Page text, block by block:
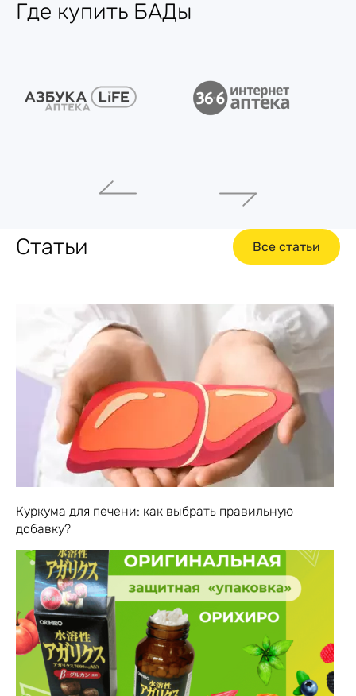
Где купить БАДы
Статьи Все статьи
Куркума для печени: как выбрать правильную
добавку?